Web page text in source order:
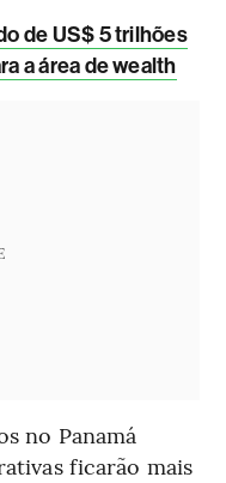
de US$ 5 trilhões
a área de wealth
no Panamá
ficarão mais